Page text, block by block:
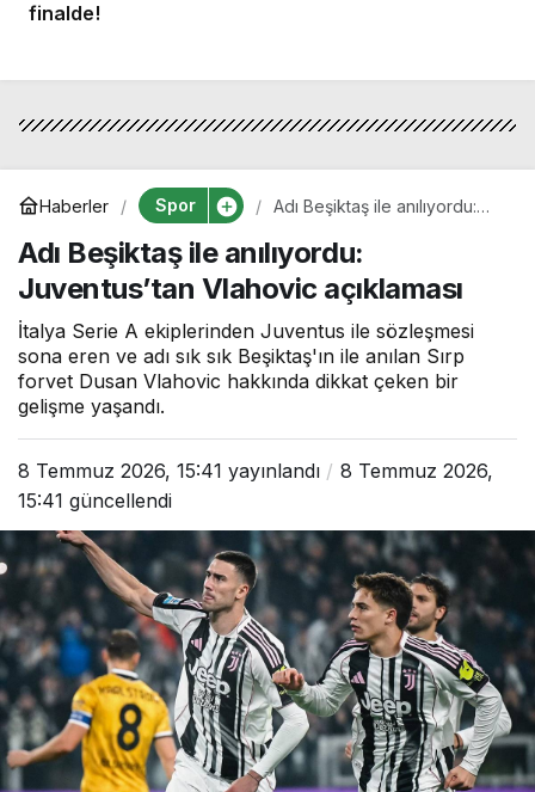
finalde!
Haberler Spor
Adı Beşiktaş ile anılıyordu:
açıklaması
Adı Beşiktaş ile anılıyordu:
Juventus’tan Vlahovic açıklaması
İtalya Serie A ekiplerinden Juventus ile sözleşmesi
sona eren ve adı sık sık Beşiktaş'ın ile anılan Sırp
forvet Dusan Vlahovic hakkında dikkat çeken bir
gelişme yaşandı.
8 Temmuz 2026, 15:41 yayınlandı
8 Temmuz 2026,
15:41 güncellendi